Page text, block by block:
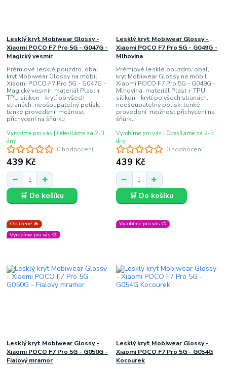
0 hodnocení
Lesklý kryt Mobiwear Glossy -
Xiaomi POCO F7 Pro 5G - G047G -
Magický vesmír
Prémiové lesklé pouzdro, obal,
kryt Mobiwear Glossy na mobil
Xiaomi POCO F7 Pro 5G - G047G -
Magický vesmír, materiál Plast +
TPU silikon - krytí po všech
stranách, neošoupatelný potisk,
tenké provedení, možnost
přichycení na šňůrku
439 Kč
Vyrobíme pro vás | Odesíláme za 2-3
dny
🛒 Do košíku
0 hodnocení
Lesklý kryt Mobiwear Glossy -
Xiaomi POCO F7 Pro 5G - G049G -
Mlhovina
Prémiové lesklé pouzdro, obal,
kryt Mobiwear Glossy na mobil
Xiaomi POCO F7 Pro 5G - G049G -
Mlhovina, materiál Plast + TPU
silikon - krytí po všech stranách,
neošoupatelný potisk, tenké
provedení, možnost přichycení na
šňůrku
439 Kč
Vyrobíme pro vás | Odesíláme za 2-3
dny
🛒 Do košíku
Oblíbené 🔥
Vyrobíme pro vás 🎨
Lesklý kryt Mobiwear Glossy -
Xiaomi POCO F7 Pro 5G - G050G -
Fialový mramor
Vyrobíme pro vás 🎨
Lesklý kryt Mobiwear Glossy -
Xiaomi POCO F7 Pro 5G - G054G
Kocourek